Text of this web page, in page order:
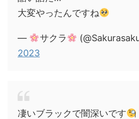
大変やったんですね
— サクラ
2023
凄いブラックで闇深いです